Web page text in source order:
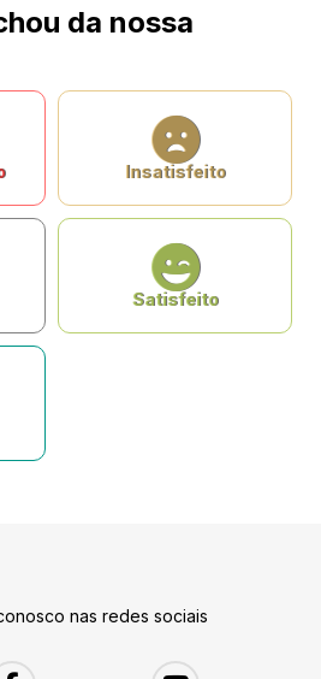
da nossa
Insatisfeito
Satisfeito
nas redes sociais